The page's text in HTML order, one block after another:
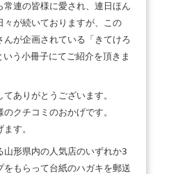
常連の皆様に愛され、連日ほん
々が続いておりますが、この
んが企画されている「きてけろ
いう小冊子にてご紹介を頂きま
ありがとうございます。
クチコミのおかげです。
す。
山形県内の人気店のいずれか3
をもらって台紙のハガキを郵送